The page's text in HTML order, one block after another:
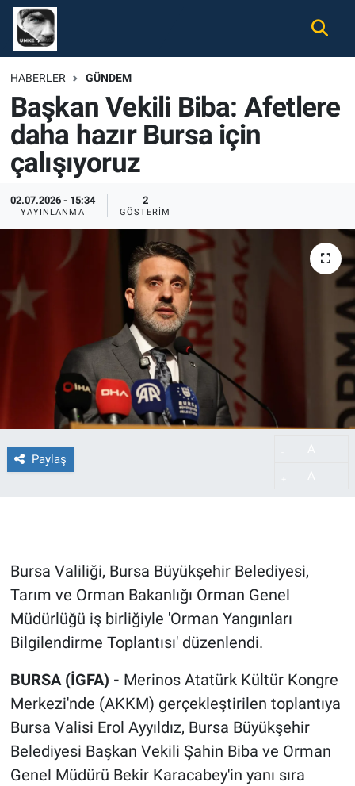
HABERLER GÜNDEM
Başkan Vekili Biba: Afetlere
daha hazır Bursa için
çalışıyoruz
02.07.2026 - 15:34
YAYINLANMA
2
GÖSTERIM
Paylaş
Bursa Valiliği, Bursa Büyükşehir Belediyesi,
Tarım ve Orman Bakanlığı Orman Genel
Müdürlüğü iş birliğiyle 'Orman Yangınları
Bilgilendirme Toplantısı' düzenlendi.
BURSA (İGFA) - Merinos Atatürk Kültür Kongre
Merkezi'nde (AKKM) gerçekleştirilen toplantıya
Bursa Valisi Erol Ayyıldız, Bursa Büyükşehir
Belediyesi Başkan Vekili Şahin Biba ve Orman
Genel Müdürü Bekir Karacabey'in yanı sıra
Gündem
Ekonomi
Spor
Magazin
Tüm Haberler
İletişim
Nöbetçi Eczaneler
Hava Durumu
Namaz Vakitleri
Trafik Durumu
Süper Lig Puan Durumu ve Fikstür
Tüm Manşetler
Son Dakika Haberleri
Haber Arşivi